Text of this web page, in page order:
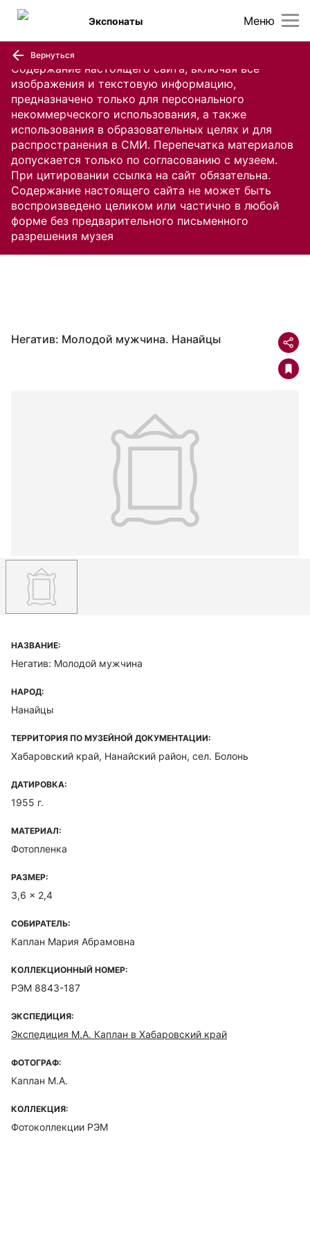
Содержание настоящего сайта, включая все
изображения и текстовую информацию,
предназначено только для персонального
некоммерческого использования, а также
использования в образовательных целях и для
распространения в СМИ. Перепечатка материалов
допускается только по согласованию с музеем.
При цитировании ссылка на сайт обязательна.
Содержание настоящего сайта не может быть
воспроизведено целиком или частично в любой
форме без предварительного письменного
разрешения музея
Меню
Экспонаты
Вернуться
Негатив: Молодой мужчина. Нанайцы
НАЗВАНИЕ:
Негатив: Молодой мужчина
НАРОД:
Нанайцы
ТЕРРИТОРИЯ ПО МУЗЕЙНОЙ ДОКУМЕНТАЦИИ:
Хабаровский край, Нанайский район, сел. Болонь
ДАТИРОВКА:
1955 г.
МАТЕРИАЛ:
Фотопленка
РАЗМЕР:
3,6 x 2,4
СОБИРАТЕЛЬ:
Каплан Мария Абрамовна
КОЛЛЕКЦИОННЫЙ НОМЕР:
РЭМ 8843-187
ЭКСПЕДИЦИЯ:
Экспедиция М.А. Каплан в Хабаровский край
ФОТОГРАФ:
Каплан М.А.
КОЛЛЕКЦИЯ:
Фотоколлекции РЭМ